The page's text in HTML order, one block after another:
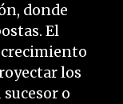
donde
El
crecimiento
los
o